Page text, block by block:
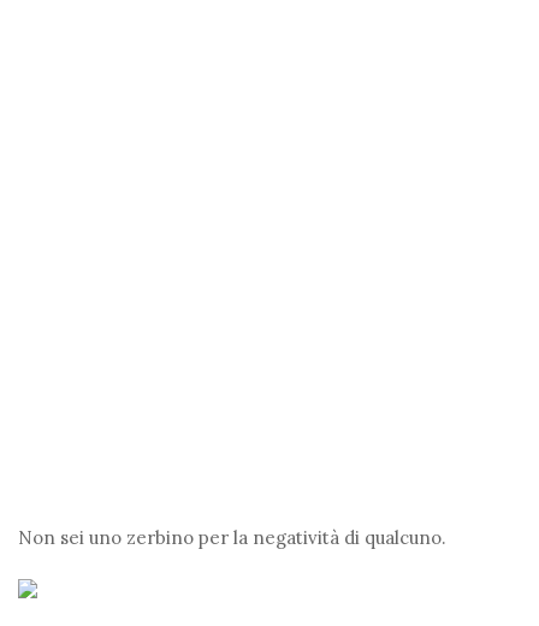
Non sei uno zerbino per la negatività di qualcuno.